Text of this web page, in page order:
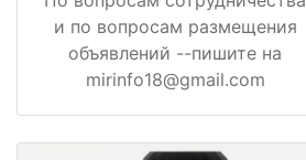
и по вопросам размещения
объявлений --пишите на
mirinfo18@gmail.com